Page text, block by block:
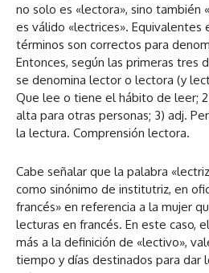
no solo es «lectora», sino también
es válido «lectrices». Equivalentes
términos son correctos para
Entonces, según las primeras tres
se denomina lector o lectora (y
Que lee o tiene el hábito de leer;
alta para otras personas; 3) adj.
la lectura. Comprensión lectora.
Cabe señalar que la palabra
como sinónimo de institutriz, en
francés» en referencia a la mujer
lecturas en francés. En este caso,
más a la definición de «lectivo»,
tiempo y días destinados para dar